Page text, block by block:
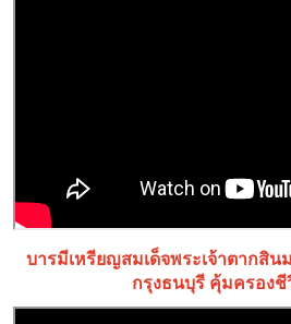
บารมีเหรียญสมเด็จพระเจ้าตากสิ
กรุงธนบุรี คุ้มครองชี